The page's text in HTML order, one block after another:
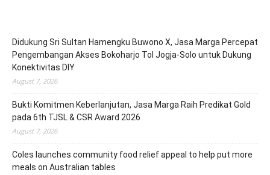
Didukung Sri Sultan Hamengku Buwono X, Jasa Marga Percepat
Pengembangan Akses Bokoharjo Tol Jogja-Solo untuk Dukung
Konektivitas DIY
August 7, 2026
Bukti Komitmen Keberlanjutan, Jasa Marga Raih Predikat Gold
pada 6th TJSL & CSR Award 2026
August 7, 2026
Coles launches community food relief appeal to help put more
meals on Australian tables